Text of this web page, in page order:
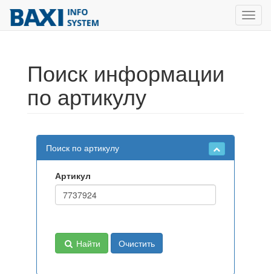
Поиск информации
по артикулу
Поиск по артикулу
Артикул
Найти Очистить